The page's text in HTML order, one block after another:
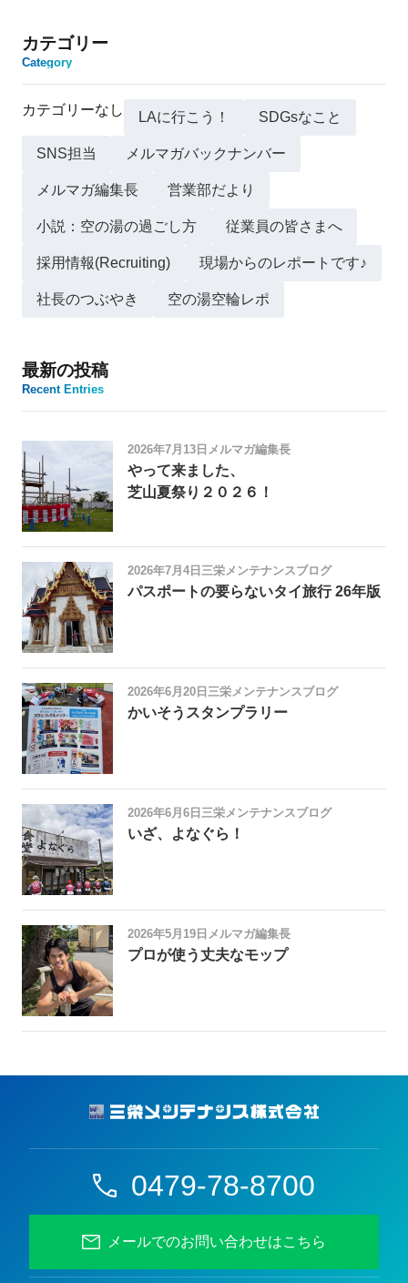
カテゴリー
Category
カテゴリーなし LAに行こう！ SDGsなこと
SNS担当 メルマガバックナンバー
メルマガ編集長 営業部だより
小説：空の湯の過ごし方 従業員の皆さまへ
採用情報(Recruiting) 現場からのレポートです♪
社長のつぶやき 空の湯空輪レポ
最新の投稿
Recent Entries
2026年7月13日 メルマガ編集長
やって来ました、
芝山夏祭り２０２６！
2026年7月4日 三栄メンテナンスブログ
パスポートの要らないタイ旅行 26年版
2026年6月20日 三栄メンテナンスブログ
かいそうスタンプラリー
2026年6月6日 三栄メンテナンスブログ
いざ、よなぐら！
2026年5月19日 メルマガ編集長
プロが使う丈夫なモップ
0479-78-8700
メールでのお問い合わせはこちら